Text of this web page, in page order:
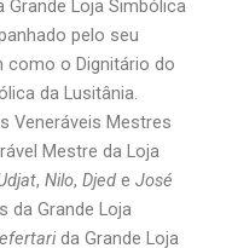
Loja Simbólica
pelo seu
como o Dignitário do
da Lusitânia.
Veneráveis Mestres
Mestre da Loja
,Nilo,Djed eJosé
da Grande Loja
da Grande Loja